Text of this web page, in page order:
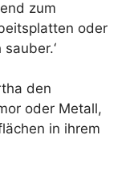
zum
oder
den
oder Metall,
in ihrem